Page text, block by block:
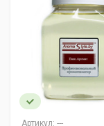
Артикул: ---